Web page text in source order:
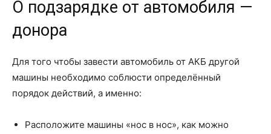
О подзарядке от автомобиля —
донора
Для того чтобы завести автомобиль от АКБ другой
машины необходимо соблюсти определённый
порядок действий, а именно:
Расположите машины «нос в нос», как можно